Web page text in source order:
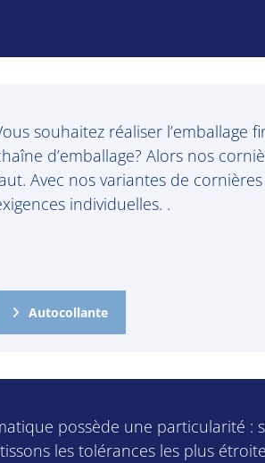
souhaitez réaliser l’emballage
d’emballage? Alors nos
Avec nos variantes de
individuelles. .
Autocollante
possède une particularité :
les tolérances les plus